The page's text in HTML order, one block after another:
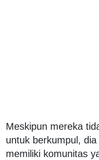
Meskipun mereka
untuk berkumpul,
memiliki komunitas